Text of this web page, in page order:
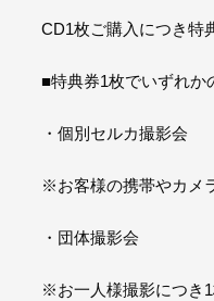
CD1枚ご購入につき特
■特典券1枚でいずれか
・個別セルカ撮影会
※お客様の携帯やカメ
・団体撮影会
※お一人様撮影につき